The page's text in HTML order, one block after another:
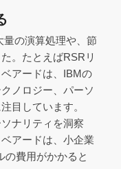
の演算処理や、節
。たとえばRSRリ
アードは、IBMの
ノロジー、パーソ
目しています。
ナリティを洞察
アードは、小企業
の費用がかかると